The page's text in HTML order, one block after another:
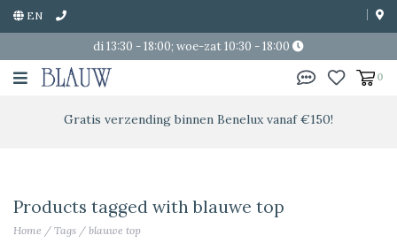
EN
di 13:30 - 18:00; woe-zat 10:30 - 18:00
0
Gratis verzending binnen Benelux vanaf €150!
Products tagged with blauwe top
Home / Tags / blauwe top